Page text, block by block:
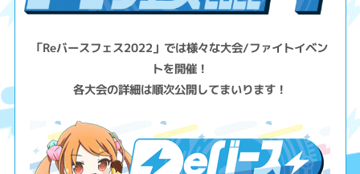
「Reバースフェス2022」では様々な大会/ファイトイベン
トを開催！
各大会の詳細は順次公開してまいります！